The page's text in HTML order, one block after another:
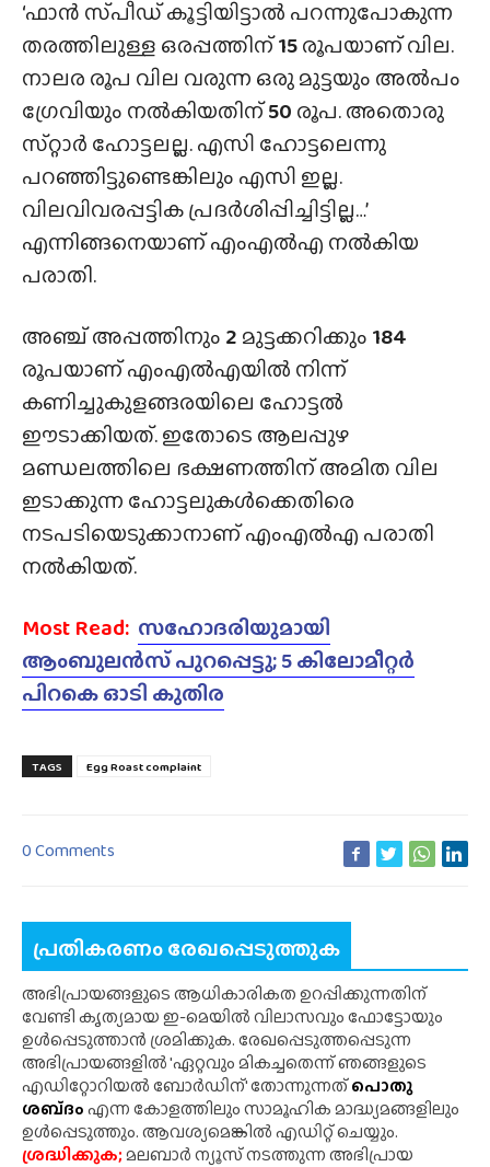
‘ഫാൻ സ്‌പീഡ്‌ കൂട്ടിയിട്ടാൽ പറന്നുപോകുന്ന
തരത്തിലുള്ള ഒരപ്പത്തിന്15രൂപയാണ് വില.
നാലര രൂപ വില വരുന്ന ഒരു മുട്ടയും അൽപം
ഗ്രേവിയും നൽകിയതിന്50 രൂപ. അതൊരു
സ്‌റ്റാർ ഹോട്ടലല്ല. എസി ഹോട്ടലെന്നു
പറഞ്ഞിട്ടുണ്ടെങ്കിലും എസി ഇല്ല.
വിലവിവരപ്പട്ടിക പ്രദർശിപ്പിച്ചിട്ടില്ല…’
എന്നിങ്ങനെയാണ് എംഎൽഎ നൽകിയ
പരാതി.
അഞ്ച് അപ്പത്തിനും 2 മുട്ടക്കറിക്കും 184
രൂപയാണ് എംഎൽഎയിൽ നിന്ന്
കണിച്ചുകുളങ്ങരയിലെ ഹോട്ടൽ
ഈടാക്കിയത്. ഇതോടെ ആലപ്പുഴ
മണ്ഡലത്തിലെ ഭക്ഷണത്തിന് അമിത വില
ഇടാക്കുന്ന ഹോട്ടലുകള്‍ക്കെതിരെ
നടപടിയെടുക്കാനാണ് എംഎല്‍എ പരാതി
നൽകിയത്.
Most Read: സഹോദരിയുമായി
ആംബുലൻസ് പുറപ്പെട്ടു; 5 കിലോമീറ്റർ
പിറകെ ഓടി കുതിര
TAGS Egg Roast complaint
0 Comments
പ്രതികരണം രേഖപ്പെടുത്തുക
അഭിപ്രായങ്ങളുടെ ആധികാരികത ഉറപ്പിക്കുന്നതിന്
വേണ്ടി കൃത്യമായ ഇ-മെയിൽ വിലാസവും ഫോട്ടോയും
ഉൾപ്പെടുത്താൻ ശ്രമിക്കുക. രേഖപ്പെടുത്തപ്പെടുന്ന
അഭിപ്രായങ്ങളിൽ 'ഏറ്റവും മികച്ചതെന്ന് ഞങ്ങളുടെ
എഡിറ്റോറിയൽ ബോർഡിന്' തോന്നുന്നത്പൊതു
ശബ്‌ദംഎന്ന കോളത്തിലും സാമൂഹിക മാദ്ധ്യമങ്ങളിലും
ഉൾപ്പെടുത്തും. ആവശ്യമെങ്കിൽ എഡിറ്റ് ചെയ്യും.
ശ്രദ്ധിക്കുക;മലബാർ ന്യൂസ് നടത്തുന്ന അഭിപ്രായ